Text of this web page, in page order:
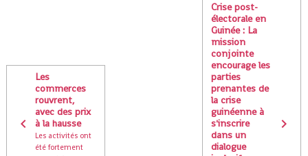
Les
commerces
rouvrent,
avec des prix
à la hausse
Les activités ont
été fortement
Crise post-
électorale en
Guinée : La
mission
conjointe
encourage les
parties
prenantes de
la crise
guinéenne à
s'inscrire
dans un
dialogue